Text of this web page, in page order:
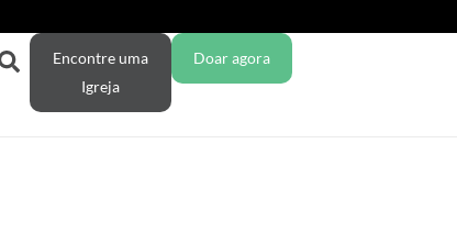
Encontre uma
Igreja
Doar agora